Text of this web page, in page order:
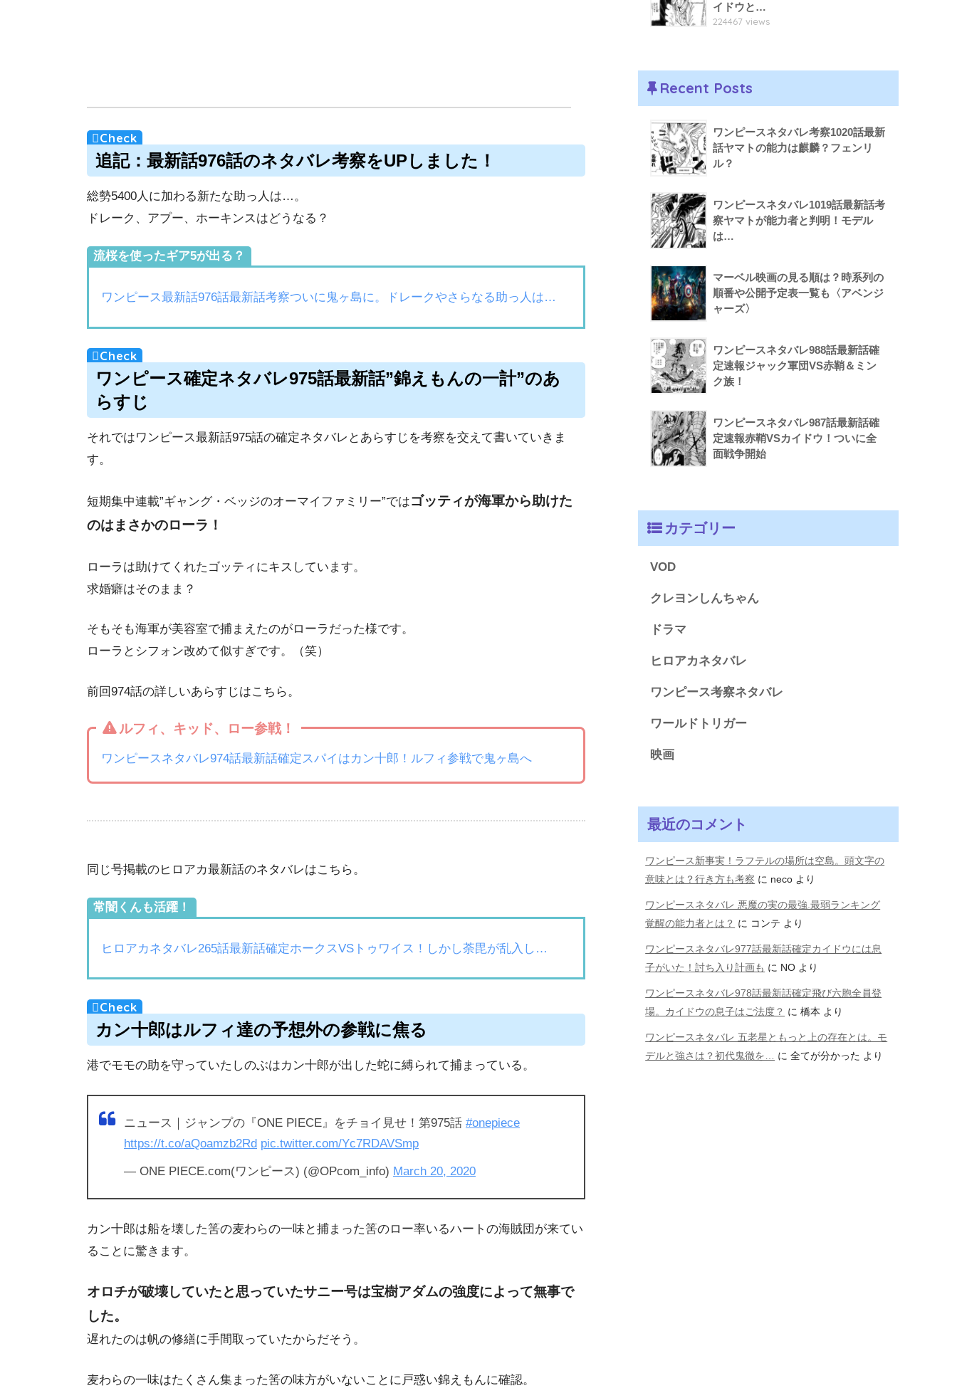
追記：最新話976話のネタバレ考察をUPしました！
総勢5400人に加わる新たな助っ人は…。
ドレーク、アプー、ホーキンスはどうなる？
流桜を使ったギア5が出る？
ワンピース最新話976話最新話考察ついに鬼ヶ島に。ドレークやさらなる助っ人は…
ワンピース確定ネタバレ975話最新話”錦えもんの一計”のあ
らすじ
それではワンピース最新話975話の確定ネタバレとあらすじを考察を交えて書いていきま
す。
短期集中連載”ギャング・ベッジのオーマイファミリー”ではゴッティが海軍から助けた
のはまさかのローラ！
ローラは助けてくれたゴッティにキスしています。
求婚癖はそのまま？
そもそも海軍が美容室で捕まえたのがローラだった様です。
ローラとシフォン改めて似すぎです。（笑）
前回974話の詳しいあらすじはこちら。
ルフィ、キッド、ロー参戦！
ワンピースネタバレ974話最新話確定スパイはカン十郎！ルフィ参戦で鬼ヶ島へ
同じ号掲載のヒロアカ最新話のネタバレはこちら。
常闇くんも活躍！
ヒロアカネタバレ265話最新話確定ホークスVSトゥワイス！しかし荼毘が乱入し…
カン十郎はルフィ達の予想外の参戦に焦る
港でモモの助を守っていたしのぶはカン十郎が出した蛇に縛られて捕まっている。
ニュース｜ジャンプの『ONE PIECE』をチョイ見せ！第975話 #onepiece
https://t.co/aQoamzb2Rd pic.twitter.com/Yc7RDAVSmp
— ONE PIECE.com(ワンピース) (@OPcom_info) March 20, 2020
カン十郎は船を壊した筈の麦わらの一味と捕まった筈のロー率いるハートの海賊団が来てい
ることに驚きます。
オロチが破壊していたと思っていたサニー号は宝樹アダムの強度によって無事で
した。
遅れたのは帆の修繕に手間取っていたからだそう。
麦わらの一味はたくさん集まった筈の味方がいないことに戸惑い錦えもんに確認。
イドウと…
224467 views
Recent Posts
ワンピースネタバレ考察1020話最新
話ヤマトの能力は麒麟？フェンリ
ル？
ワンピースネタバレ1019話最新話考
察ヤマトが能力者と判明！モデル
は…
マーベル映画の見る順は？時系列の
順番や公開予定表一覧も〈アベンジ
ャーズ〉
ワンピースネタバレ988話最新話確
定速報ジャック軍団VS赤鞘＆ミン
ク族！
ワンピースネタバレ987話最新話確
定速報赤鞘VSカイドウ！ついに全
面戦争開始
カテゴリー
VOD
クレヨンしんちゃん
ドラマ
ヒロアカネタバレ
ワンピース考察ネタバレ
ワールドトリガー
映画
最近のコメント
ワンピース新事実！ラフテルの場所は空島。頭文字の
意味とは？行き方も考察 に neco より
ワンピースネタバレ 悪魔の実の最強.最弱ランキング
覚醒の能力者とは？ に コンテ より
ワンピースネタバレ977話最新話確定カイドウには息
子がいた！討ち入り計画も に NO より
ワンピースネタバレ978話最新話確定飛び六胞全員登
場。カイドウの息子はご法度？ に橋本 より
ワンピースネタバレ 五老星ともっと上の存在とは。モ
デルと強さは？初代鬼徹を…
に全てが分かった より